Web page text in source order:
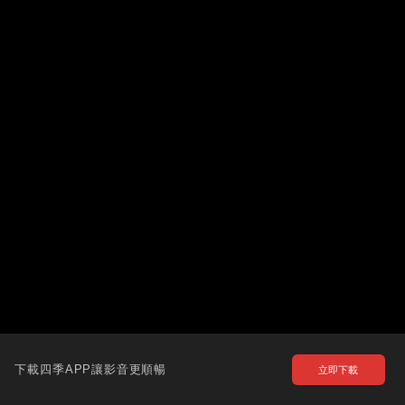
下載四季APP讓影音更順暢 立即下載